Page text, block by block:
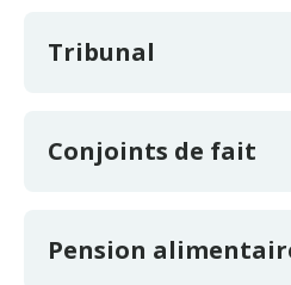
Tribunal
Conjoints de fait
Pension